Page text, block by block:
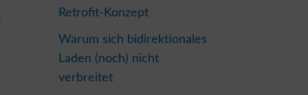
Retrofit-Konzept
Warum sich bidirektionales
Laden (noch) nicht
verbreitet